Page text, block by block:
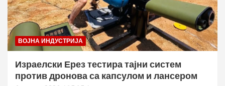
ВОЈНА ИНДУСТРИЈА
Израелски Ерез тестира тајни систем
против дронова са капсулом и лансером